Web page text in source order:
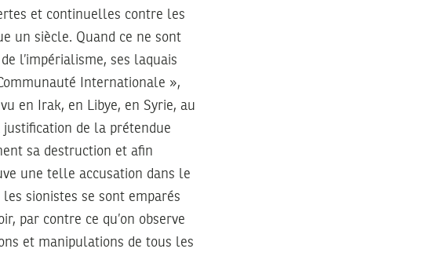
et continuelles contre les
un siècle. Quand ce ne sont
l’impérialisme, ses laquais
Internationale »,
en Irak, en Libye, en Syrie, au
justification de la prétendue
sa destruction et afin
une telle accusation dans le
sionistes se sont emparés
par contre ce qu’on observe
et manipulations de tous les